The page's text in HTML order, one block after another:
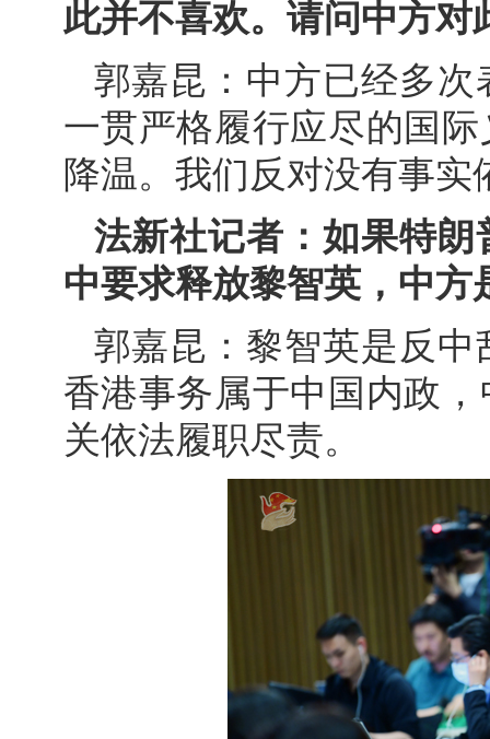
此并不喜欢。请问中方对
郭嘉昆：中方已经多
一贯严格履行应尽的国
降温。我们反对没有事实
法新社记者：如果特
中要求释放黎智英，中方
郭嘉昆：黎智英是反
香港事务属于中国内政
关依法履职尽责。